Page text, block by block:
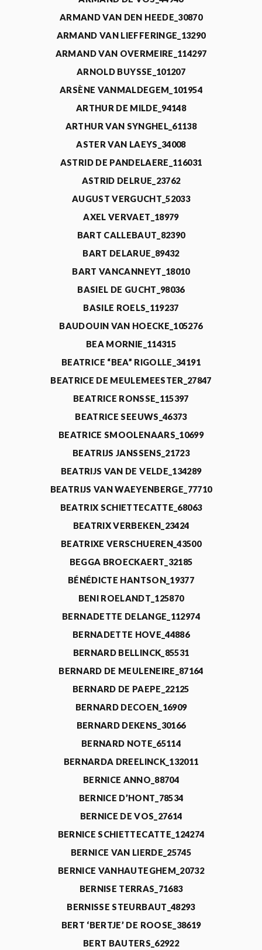
ARMAND VAN DEN HEEDE_30870
ARMAND VAN LIEFFERINGE_13290
ARMAND VAN OVERMEIRE_114297
ARNOLD BUYSSE_101207
ARSÈNE VANMALDEGEM_101954
ARTHUR DE MILDE_94148
ARTHUR VAN SYNGHEL_61138
ASTER VAN LAEYS_34008
ASTRID DE PANDELAERE_116031
ASTRID DELRUE_23762
AUGUST VERGUCHT_52033
AXEL VERVAET_18979
BART CALLEBAUT_82390
BART DELARUE_89432
BART VANCANNEYT_18010
BASIEL DE GUCHT_98036
BASILE ROELS_119237
BAUDOUIN VAN HOECKE_105276
BEA MORNIE_114315
BEATRICE “BEA” RIGOLLE_34191
BEATRICE DE MEULEMEESTER_27847
BEATRICE RONSSE_115397
BEATRICE SEEUWS_46373
BEATRICE SMOOLENAARS_10699
BEATRIJS JANSSENS_21723
BEATRIJS VAN DE VELDE_134289
BEATRIJS VAN WAEYENBERGE_77710
BEATRIX SCHIETTECATTE_68063
BEATRIX VERBEKEN_23424
BEATRIXE VERSCHUEREN_43500
BEGGA BROECKAERT_32185
BÉNÉDICTE HANTSON_19377
BENI ROELANDT_125870
BERNADETTE DELANGE_112974
BERNADETTE HOVE_44886
BERNARD BELLINCK_85531
BERNARD DE MEULENEIRE_87164
BERNARD DE PAEPE_22125
BERNARD DECOEN_16909
BERNARD DEKENS_30166
BERNARD NOTE_65114
BERNARDA DREELINCK_132011
BERNICE ANNO_88704
BERNICE D’HONT_78534
BERNICE DE VOS_27614
BERNICE SCHIETTECATTE_124274
BERNICE VAN LIERDE_25745
BERNICE VANHAUTEGHEM_20732
BERNISE TERRAS_71683
BERNISSE STEURBAUT_48293
BERT ‘BERTJE’ DE ROOSE_38619
BERT BAUTERS_62922